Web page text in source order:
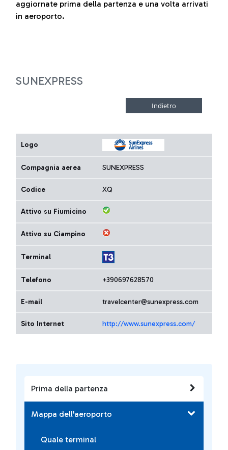
Prima della partenza
Mappa dell'aeroporto
Quale terminal
aggiornate prima della partenza e una volta arrivati
in aeroporto.
SUNEXPRESS
Logo
Compagnia aerea SUNEXPRESS
Codice XQ
Attivo su Fiumicino
Attivo su Ciampino
Terminal
Telefono +390697628570
E-mail travelcenter@sunexpress.com
Sito Internet http://www.sunexpress.com/